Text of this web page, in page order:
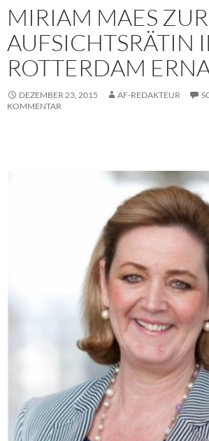
MIRIAM MAES ZUR
AUFSICHTSRÄTIN
ROTTERDAM
DEZEMBER 23, 2015 AF-REDAKTEUR
KOMMENTAR